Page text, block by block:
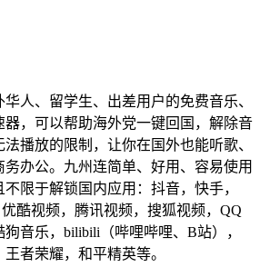
人、留学生、出差用户的免费音乐、
，可以帮助海外党一键回国，解除音
播放的限制，让你在国外也能听歌、
办公。九州连简单、好用、容易使用
限于解锁国内应用：抖音，快手，
酷视频，腾讯视频，搜狐视频，QQ
音乐，bilibili（哔哩哔哩、B站），
者荣耀，和平精英等。